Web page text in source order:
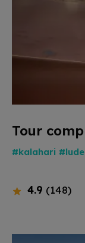
Tour
#kalahari
4.9 (148)